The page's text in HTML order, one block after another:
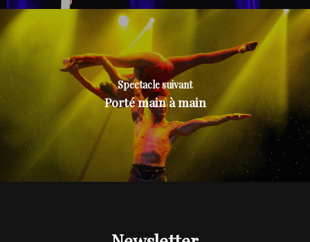
Spectacle suivant
Porté main à main